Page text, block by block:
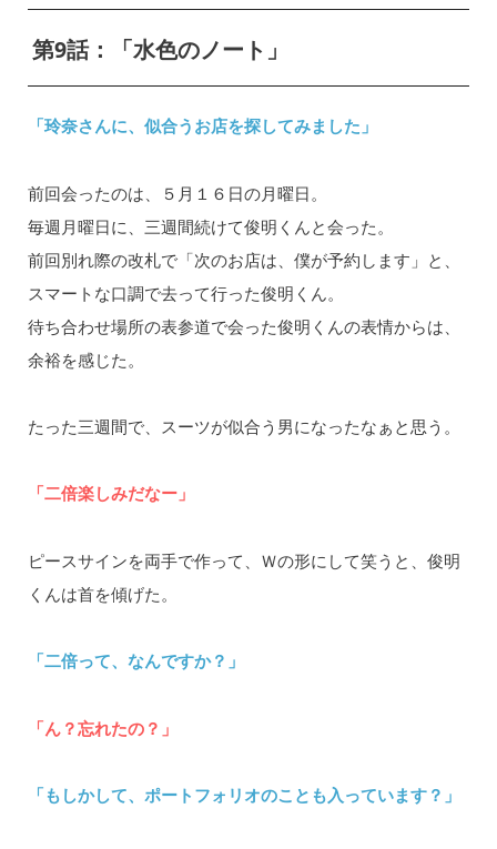
第9話：「水色のノート」
「玲奈さんに、似合うお店を探してみました」
前回会ったのは、５月１６日の月曜日。
毎週月曜日に、三週間続けて俊明くんと会った。
前回別れ際の改札で「次のお店は、僕が予約します」と、
スマートな口調で去って行った俊明くん。
待ち合わせ場所の表参道で会った俊明くんの表情からは、
余裕を感じた。
たった三週間で、スーツが似合う男になったなぁと思う。
「二倍楽しみだなー」
ピースサインを両手で作って、Ｗの形にして笑うと、俊明
くんは首を傾げた。
「二倍って、なんですか？」
「ん？忘れたの？」
「もしかして、ポートフォリオのことも入っています？」